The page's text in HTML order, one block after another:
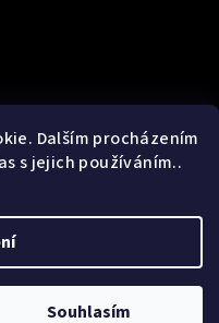
Dalším procházením
s jejich používáním..
Souhlasím
cookies